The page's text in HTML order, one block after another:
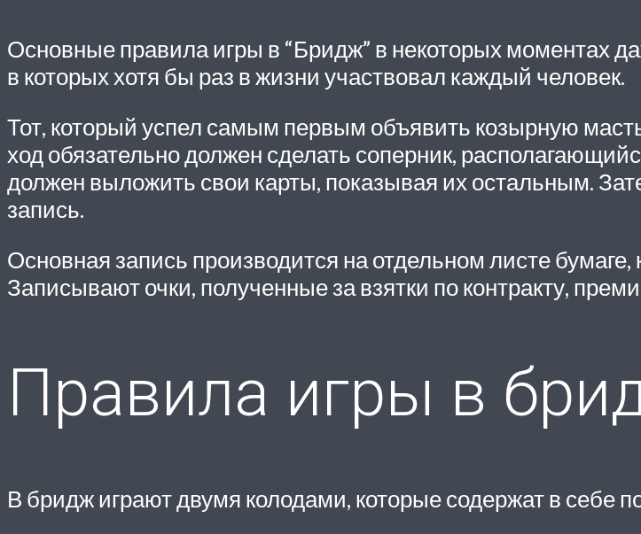
Основные правила игры в “Бридж” в некоторых моментах
в которых хотя бы раз в жизни участвовал каждый человек.
Тот, который успел самым первым объявить козырную
ход обязательно должен сделать соперник,
должен выложить свои карты, показывая их остальным.
запись.
Основная запись производится на отдельном листе бумаге,
Записывают очки, полученные за взятки по контракту,
Правила игры в
В бридж играют двумя колодами, которые содержат в себе